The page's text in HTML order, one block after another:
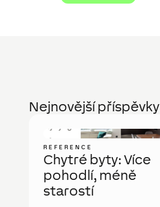
Nejnovější příspěvky
REFERENCE
Chytré byty: Více
pohodlí, méně
starostí